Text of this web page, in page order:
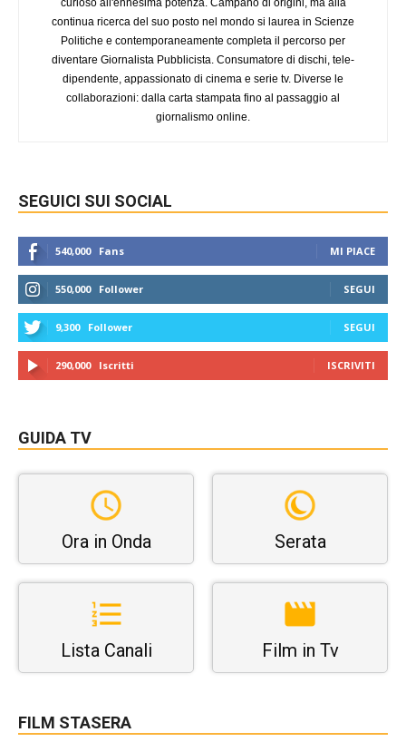
curioso all'ennesima potenza. Campano di origini, ma alla
continua ricerca del suo posto nel mondo si laurea in Scienze
Politiche e contemporaneamente completa il percorso per
diventare Giornalista Pubblicista. Consumatore di dischi, tele-
dipendente, appassionato di cinema e serie tv. Diverse le
collaborazioni: dalla carta stampata fino al passaggio al
giornalismo online.
SEGUICI SUI SOCIAL
540,000 Fans MI PIACE
550,000 Follower SEGUI
9,300 Follower SEGUI
290,000 Iscritti ISCRIVITI
GUIDA TV
Ora in Onda Serata
Lista Canali Film in Tv
FILM STASERA